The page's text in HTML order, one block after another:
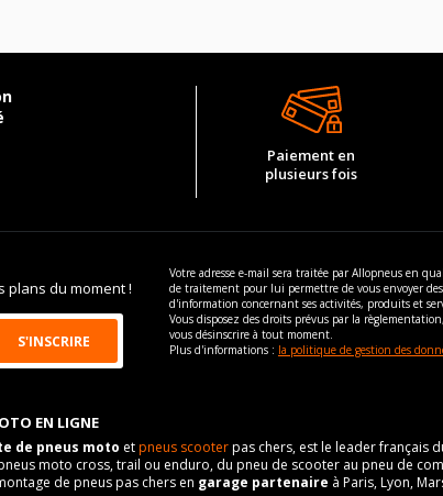
Paiement en
plusieurs fois
plans du moment !
Votre adresse e-mail sera traitée par Allopneus en
de traitement pour lui permettre de vous envoyer
d'information concernant ses activités, produits et
Vous disposez des droits prévus par la
vous désinscrire à tout moment.
Plus d'informations : la politique de gestion des
EN LIGNE
de pneus moto etpneus scooterpas chers, est le leader français
moto cross, trail ou enduro, du pneu de scooter au pneu de
de pneus pas chers en garage partenaire à Paris, Lyon,